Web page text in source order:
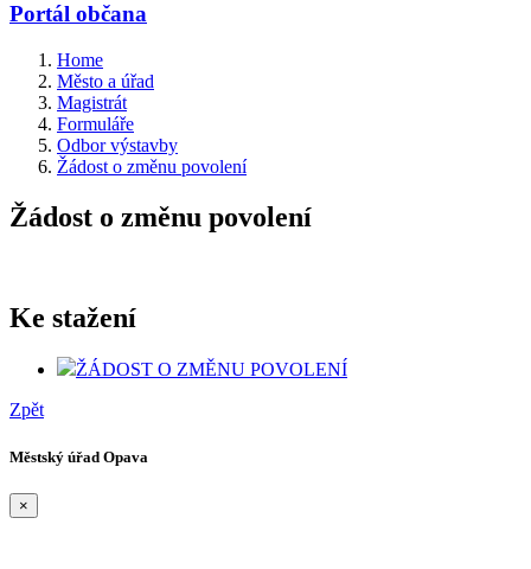
Portál občana
Home
Město a úřad
Magistrát
Formuláře
Odbor výstavby
Žádost o změnu povolení
Žádost o změnu povolení
Ke stažení
ŽÁDOST O ZMĚNU POVOLENÍ
Zpět
Městský úřad Opava
×